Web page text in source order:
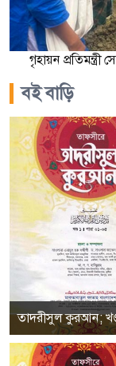
গৃহায়ন
বই বাড়ি
তাদরীসুল কুরআন;